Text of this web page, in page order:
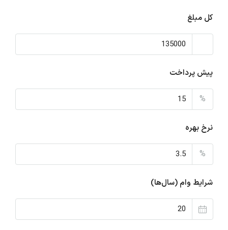
کل مبلغ
پیش پرداخت
%
نرخ بهره
%
شرایط وام (سال‌ها)